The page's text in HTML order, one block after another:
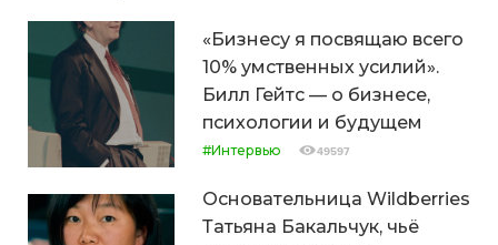
«Бизнесу я посвящаю всего
10% умственных усилий».
Билл Гейтс — о бизнесе,
психологии и будущем
#Интервью 49597
Основательница Wildberries
Татьяна Бакальчук, чьё